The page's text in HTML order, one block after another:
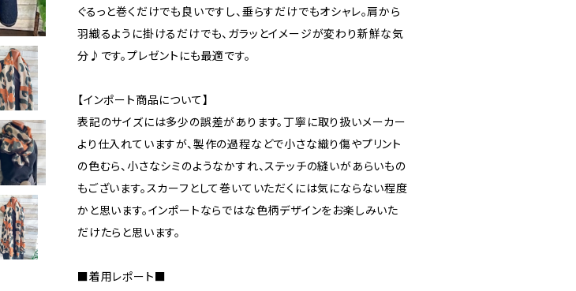
ぐるっと巻くだけでも良いですし、垂らすだけでもオシャレ。肩から
羽織るように掛けるだけでも、ガラッとイメージが変わり新鮮な気
分♪です。プレゼントにも最適です。
【インポート商品について】
表記のサイズには多少の誤差があります。丁寧に取り扱いメーカー
より仕入れていますが、製作の過程などで小さな織り傷やプリント
の色むら、小さなシミのようなかすれ、ステッチの縫いがあらいもの
もございます。スカーフとして巻いていただくには気にならない程度
かと思います。インポートならではな色柄デザインをお楽しみいた
だけたらと思います。
■着用レポート■